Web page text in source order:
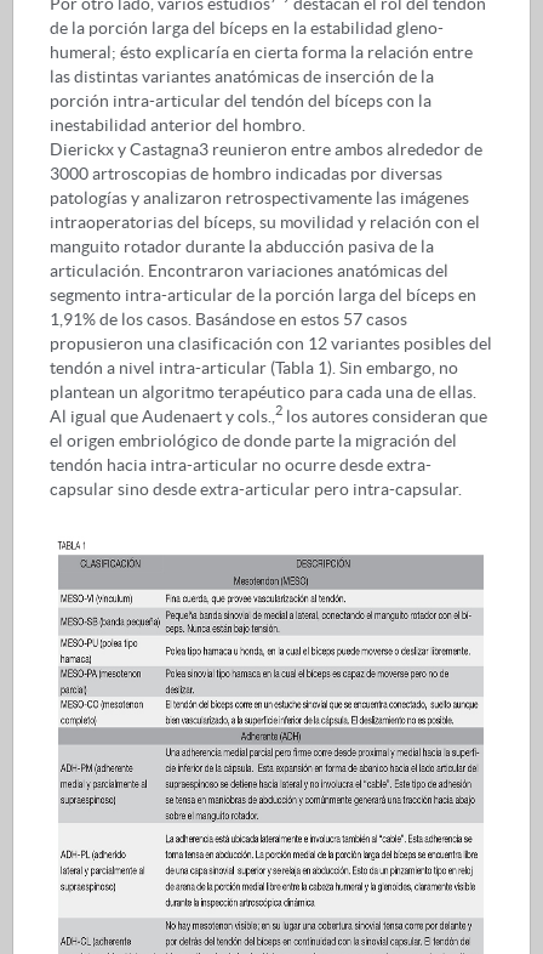
de la porción larga del bíceps en la estabilidad gleno-
humeral; ésto explicaría en cierta forma la relación entre
las distintas variantes anatómicas de inserción de la
porción intra-articular del tendón del bíceps con la
inestabilidad anterior del hombro.
Dierickx y Castagna3 reunieron entre ambos alrededor de
3000 artroscopias de hombro indicadas por diversas
patologías y analizaron retrospectivamente las imágenes
intraoperatorias del bíceps, su movilidad y relación con el
manguito rotador durante la abducción pasiva de la
articulación. Encontraron variaciones anatómicas del
segmento intra-articular de la porción larga del bíceps en
1,91% de los casos. Basándose en estos 57 casos
propusieron una clasificación con 12 variantes posibles del
tendón a nivel intra-articular (Tabla 1). Sin embargo, no
plantean un algoritmo terapéutico para cada una de ellas.
Al igual que Audenaert y cols., 2 los autores consideran que
el origen embriológico de donde parte la migración del
tendón hacia intra-articular no ocurre desde extra-
capsular sino desde extra-articular pero intra-capsular.